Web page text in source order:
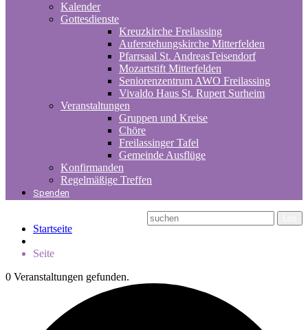
Kalender
Gottesdienste
Kreuzkirche Freilassing
Auferstehungskirche Mitterfelden
Pfarrsaal St. AndreasTeisendorf
Mozartstift Mitterfelden
Seniorenzentrum AWO Freilassing
Vivaldo Haus St. Rupert Surheim
Veranstaltungen
Gruppen und Kreise
Chöre
Freilassinger Tafel
Gemeinde Ausflüge
Konfirmanden
Regelmäßige Treffen
Spenden
Startseite
Seite
0 Veranstaltungen gefunden.